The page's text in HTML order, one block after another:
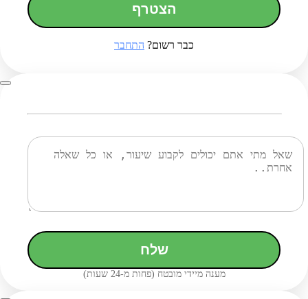
הצטרף
כבר רשום? התחבר
שלח
מענה מיידי מובטח (פחות מ-24 שעות)